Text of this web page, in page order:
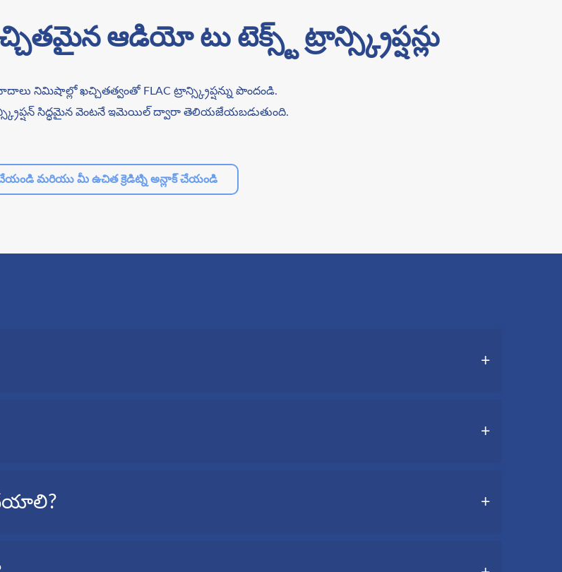
ఆడియో టు టెక్స్ట్ ట్రాన్స్క్రిప్షన్లు
నిమిషాల్లో ఖచ్చితత్వంతో FLAC ట్రాన్స్క్రిప్షన్ను పొందండి.
సిద్ధమైన వెంటనే ఇమెయిల్ ద్వారా తెలియజేయబడుతుంది.
మరియు మీ ఉచిత క్రెడిట్ని అన్లాక్ చేయండి
ఫైల్లో మాట్లాడబడిన అన్ని పదాల యొక్క టెక్స్ట్ వెర్షన్.
చేయాలి?
ఇలా: